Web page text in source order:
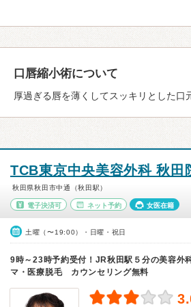
口唇縮小術について
厚過ぎる唇を薄くしてスッキリとした口
TCB東京中央美容外科 秋田
秋田県秋田市中通（秋田駅）
電子決済可 ネット予約 女医在籍
土曜（〜19:00）・日曜・祝日
9時～23時予約受付！JR秋田駅５分の美容外
マ・医療脱毛 カウンセリング無料